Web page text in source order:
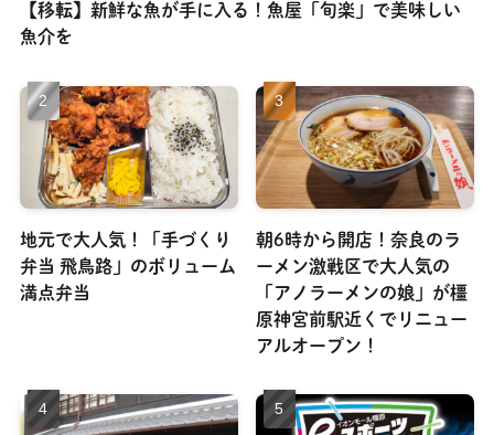
【移転】新鮮な魚が手に入る！魚屋「旬楽」で美味しい
魚介を
地元で大人気！「手づくり
弁当 飛鳥路」のボリューム
満点弁当
朝6時から開店！奈良のラ
ーメン激戦区で大人気の
「アノラーメンの娘」が橿
原神宮前駅近くでリニュー
アルオープン！